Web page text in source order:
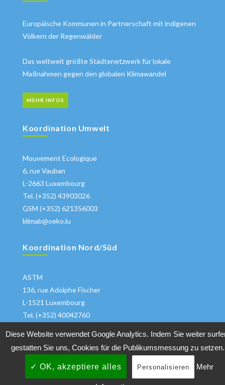
Europäische Kommunen in Partnerschaft mit indigenen
Völkern der Regenwälder
Das weltweit größte Städtenetzwerk für lokale
Maßnahmen gegen den globalen Klimawandel
MEHR INFOS
Koordination Umwelt
Mouvement Ecologique
6, rue Vauban
L-2663 Luxembourg
Tel. (+352) 43903026
GSM (+352) 621356003
klimab@oeko.lu
Koordination Nord/Süd
ASTM
136, rue Adolphe Fischer
L-1521 Luxembourg
Tel. (+352) 40042760
Copyrights 2018 All Rights ReservedKlimabuendnis|
Diese Website verwendet Google Analytics. Indem Sie weiter
gestatten Sie uns, Cookies für die Publikumsmessung zu setzen.
✓ OK, akzeptiere alles Personalisieren Mehr